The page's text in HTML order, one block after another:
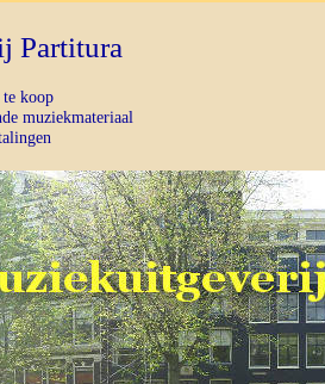
Partitura
koop
muziekmateriaal